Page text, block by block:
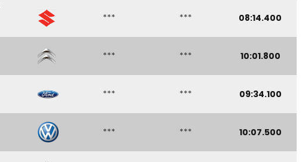
*** *** 08:14.400
*** *** 10:01.800
*** *** 09:34.100
*** *** 10:07.500